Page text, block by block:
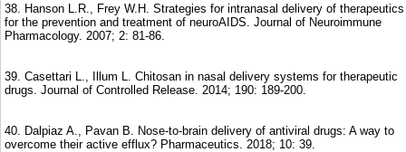
38. Hanson L.R., Frey W.H. Strategies for intranasal delivery of therapeutics
for the prevention and treatment of neuroAIDS. Journal of Neuroimmune
Pharmacology. 2007; 2: 81-86.
39. Casettari L., Illum L. Chitosan in nasal delivery systems for therapeutic
drugs. Journal of Controlled Release. 2014; 190: 189-200.
40. Dalpiaz A., Pavan B. Nose-to-brain delivery of antiviral drugs: A way to
overcome their active efflux? Pharmaceutics. 2018; 10: 39.